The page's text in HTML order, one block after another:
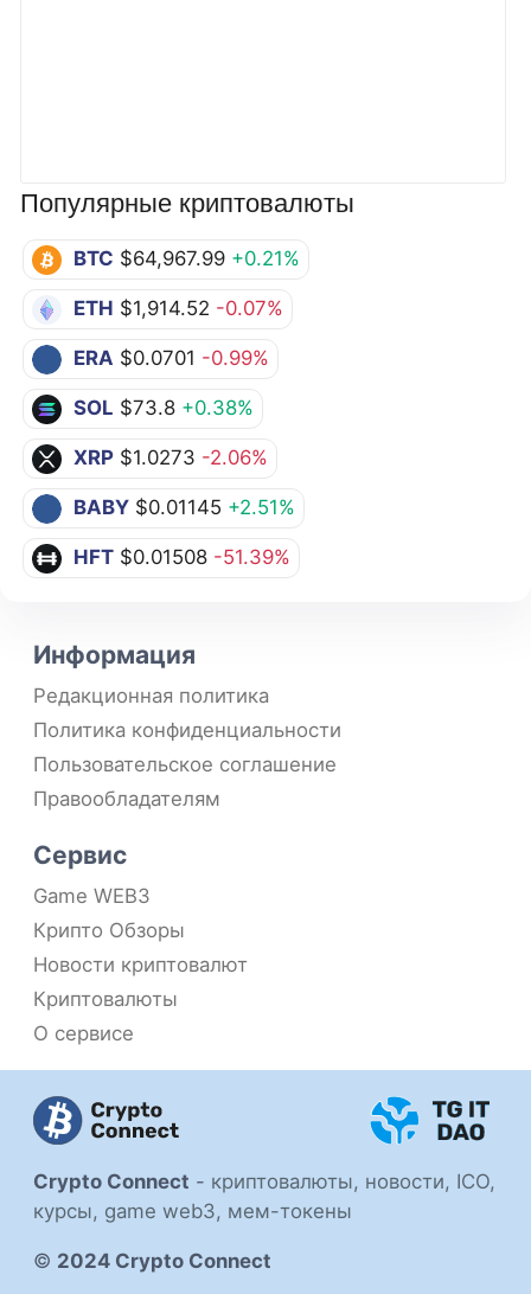
Популярные криптовалюты
BTC $64,967.99 +0.21%
ETH $1,914.52 -0.07%
ERA $0.0701 -0.99%
SOL $73.8 +0.38%
XRP $1.0273 -2.06%
BABY $0.01145 +2.51%
HFT $0.01508 -51.39%
Crypto Connect - криптовалюты, новости, ICO,
курсы, game web3, мем-токены
© 2024 Crypto Connect
Информация
Редакционная политика
Политика конфиденциальности
Пользовательское соглашение
Правообладателям
Сервис
Game WEB3
Крипто Обзоры
Новости криптовалют
Криптовалюты
О сервисе